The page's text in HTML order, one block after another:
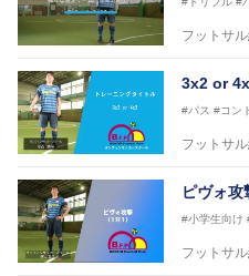
協会公認フットサ
フットサ
3x2 or
#パス #コン
フットサ
ピヴォ攻
#小学生向け
フットサ